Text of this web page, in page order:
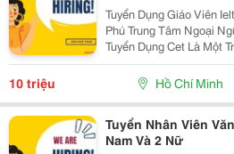
Tuyển Dụng Giáo Viên
Phú Trung Tâm Ngoại Ngữ Kiến Tạo C.e.t Thông Báo
Tuyển Dụng Cet Là Một Trung Tâm Ngoại Ngữ Đã Được
Thành Lập 16 Năm
10 triệu Hồ Chí Minh
Tuyển Nhân Viên
Nam Và 2 Nữ